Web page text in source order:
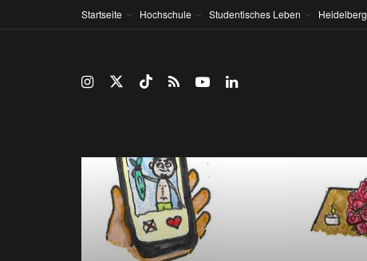
Startseite Hochschule Studentisches Leben Heidelberg